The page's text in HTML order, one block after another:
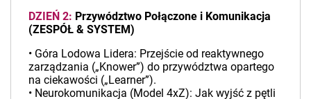
DZIEŃ 2: Przywództwo Połączone i Komunikacja
(ZESPÓŁ & SYSTEM)
• Góra Lodowa Lidera: Przejście od reaktywnego
zarządzania („Knower”) do przywództwa opartego
na ciekawości („Learner”).
• Neurokomunikacja (Model 4xZ): Jak wyjść z pętli